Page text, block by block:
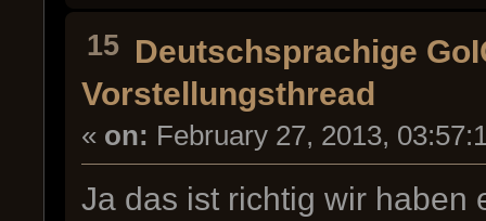
15 Deutschsprachige
Vorstellungsthread
« on: February 27, 2013,
Ja das ist richtig wir haben